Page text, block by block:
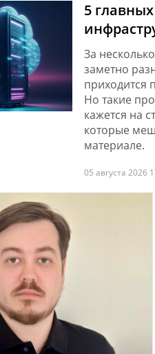
5
За
заметно
приходится
Но такие
кажется на
которые
материале.
05 августа 2026